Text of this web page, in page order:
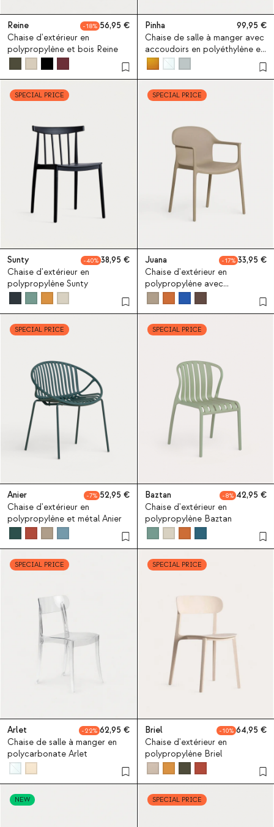
Reine 18
56,95
Chaise d'extérieur en
polypropylène et bois Reine
Pinha
99,95
Chaise de salle à manger avec
accoudoirs en polyéthylène et
métal Pinha
SPECIAL PRICE
Sunty 40
38,95
Chaise d'extérieur en
polypropylène Sunty
SPECIAL PRICE
Juana 17
33,95
Chaise d'extérieur en
polypropylène avec
accoudoirs Juana
SPECIAL PRICE
Anier 7
52,95
Chaise d'extérieur en
polypropylène et métal Anier
SPECIAL PRICE
Baztan 8
42,95
Chaise d'extérieur en
polypropylène Baztan
SPECIAL PRICE
Arlet 22
62,95
Chaise de salle à manger en
polycarbonate Arlet
SPECIAL PRICE
Briel 10
64,95
Chaise d'extérieur en
polypropylène Briel
NEW SPECIAL PRICE